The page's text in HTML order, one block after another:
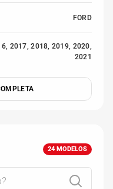
FORD
2017, 2018, 2019, 2020,
2021
24 MODELOS